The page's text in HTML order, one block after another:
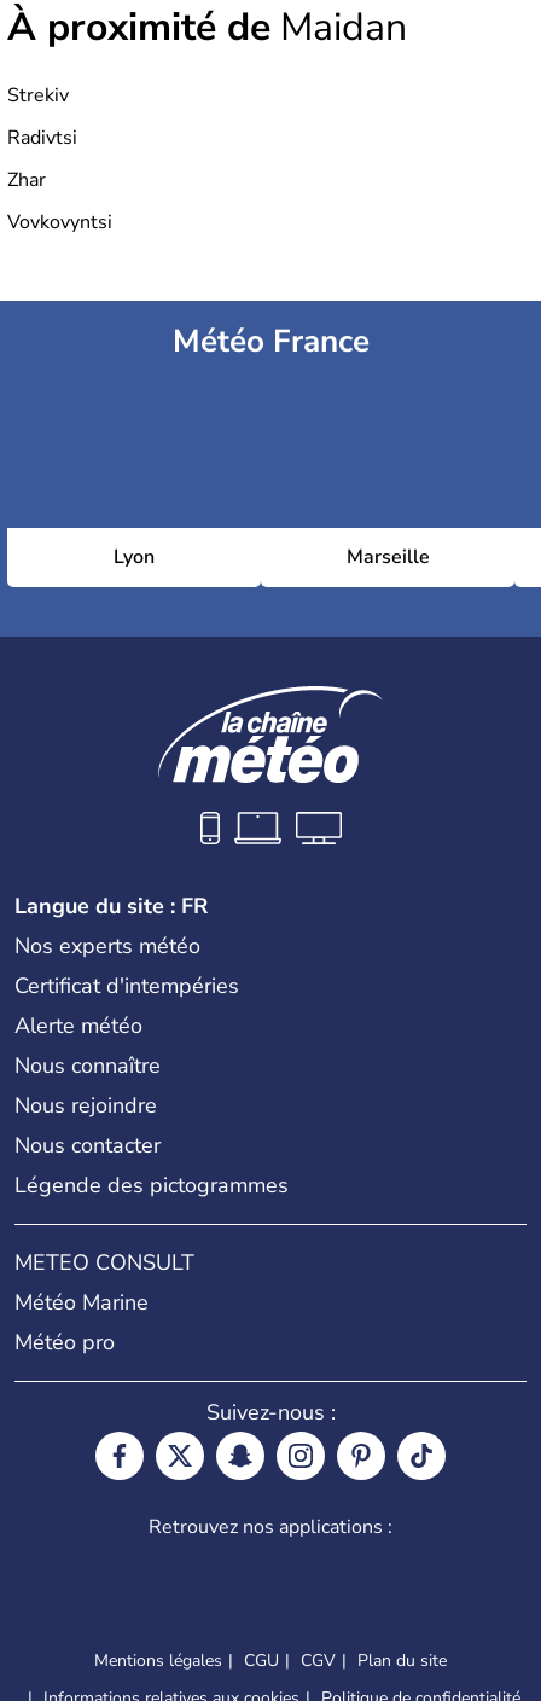
À proximité de Maidan
Strekiv
Radivtsi
Zhar
Vovkovyntsi
Météo France
Lyon Marseille
Langue du site : FR
Nos experts météo
Certificat d'intempéries
Alerte météo
Nous connaître
Nous rejoindre
Nous contacter
Légende des pictogrammes
METEO CONSULT
Météo Marine
Météo pro
Suivez-nous :
Retrouvez nos applications :
Mentions légales CGU CGV
Plan du site